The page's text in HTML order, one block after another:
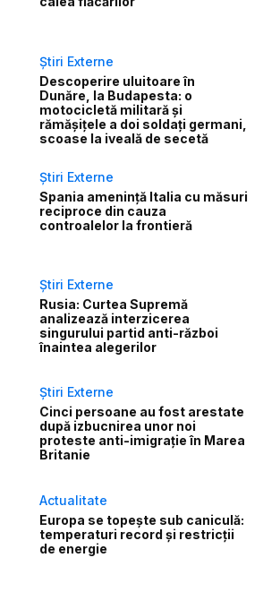
Știri Externe
Descoperire uluitoare în
Dunăre, la Budapesta: o
motocicletă militară și
rămășițele a doi soldați germani,
scoase la iveală de secetă
Știri Externe
Spania amenință Italia cu măsuri
reciproce din cauza
controalelor la frontieră
Știri Externe
Rusia: Curtea Supremă
analizează interzicerea
singurului partid anti-război
înaintea alegerilor
Știri Externe
Cinci persoane au fost arestate
după izbucnirea unor noi
proteste anti-imigrație în Marea
Britanie
Actualitate
Europa se topește sub caniculă:
temperaturi record și restricții
de energie